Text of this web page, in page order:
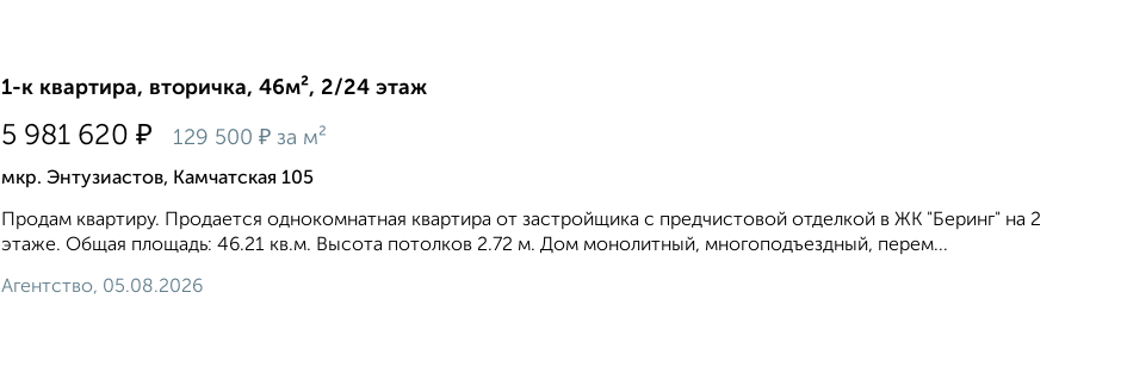
1-к квартира, вторичка, 46м², 2/24 этаж
5 981 620 ₽ 129 500 ₽ за м²
мкр. Энтузиастов, Камчатская 105
Продам квартиру. Продается однокомнатная квартира от застройщика с предчистовой отделкой в ЖК "Беринг" на 2
этаже. Общая площадь: 46.21 кв.м. Высота потолков 2.72 м. Дом монолитный, многоподъездный, перем...
Агентство, 05.08.2026